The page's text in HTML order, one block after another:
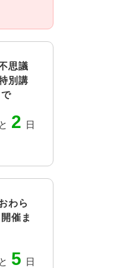
思議
別講
2 日
わら
催ま
5 日